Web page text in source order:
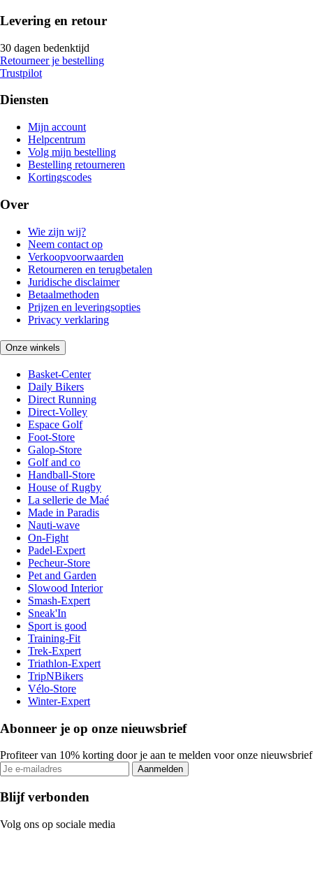
Levering en retour
30 dagen bedenktijd
Retourneer je bestelling
Trustpilot
Diensten
Mijn account
Helpcentrum
Volg mijn bestelling
Bestelling retourneren
Kortingscodes
Over
Wie zijn wij?
Neem contact op
Verkoopvoorwaarden
Retourneren en terugbetalen
Juridische disclaimer
Betaalmethoden
Prijzen en leveringsopties
Privacy verklaring
Onze winkels
Basket-Center
Daily Bikers
Direct Running
Direct-Volley
Espace Golf
Foot-Store
Galop-Store
Golf and co
Handball-Store
House of Rugby
La sellerie de Maé
Made in Paradis
Nauti-wave
On-Fight
Padel-Expert
Pecheur-Store
Pet and Garden
Slowood Interior
Smash-Expert
Sneak'In
Sport is good
Training-Fit
Trek-Expert
Triathlon-Expert
TripNBikers
Vélo-Store
Winter-Expert
Abonneer je op onze nieuwsbrief
Profiteer van 10% korting door je aan te melden voor onze nieuwsbrief
Aanmelden
Blijf verbonden
Volg ons op sociale media